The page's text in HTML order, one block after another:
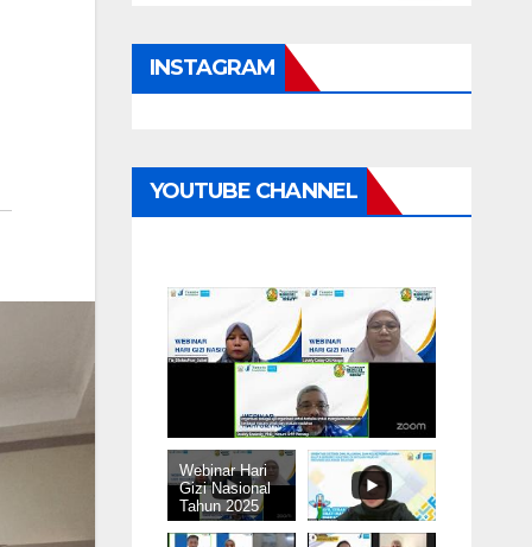
INSTAGRAM
YOUTUBE CHANNEL
Webinar Hari
Gizi Nasional
Tahun 2025